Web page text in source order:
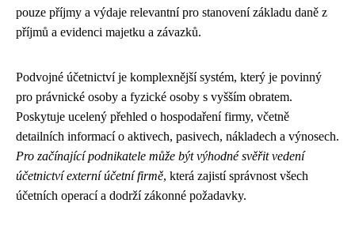
pouze příjmy a výdaje relevantní pro stanovení základu daně z
příjmů a evidenci majetku a závazků.
Podvojné účetnictví je komplexnější systém, který je povinný
pro právnické osoby a fyzické osoby s vyšším obratem.
Poskytuje ucelený přehled o hospodaření firmy, včetně
detailních informací o aktivech, pasivech, nákladech a výnosech.
Pro začínající podnikatele může být výhodné svěřit vedení
účetnictví externí účetní firmě, která zajistí správnost všech
účetních operací a dodrží zákonné požadavky.